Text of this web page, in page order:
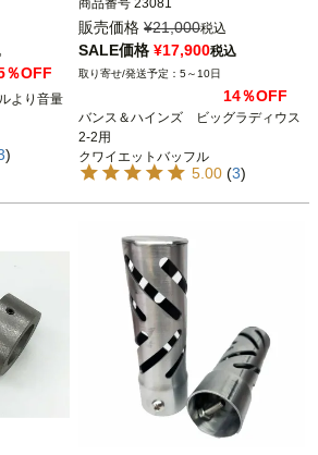
ド/サイド
HSスリ
ッガー
グショ
％OFF
より音量
)
D型番：1861-1204
B型番：VH7112
以下のバンス＆ハインズのBig Radisu
※スポーツスター用を除く
26065、 46065、 26069、 26071、 2
6007、 46071、 46029、 46069、 26
055、 46055、26041、 46075、2607
Vance&Hines（バンス＆ハインズ）
販売価格 ¥21,000税込
SALE価格 ¥17,900税込
5～10日
14％OFF
バンス＆ハインズ　ビッグラディウス
2-2用
クワイエットバッフル
5.00 (3)